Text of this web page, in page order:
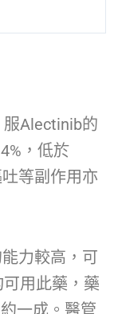
Alectinib的
，低於
等副作用亦
力較高，可
用此藥，藥
一成。醫管